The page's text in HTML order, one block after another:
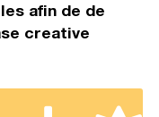
afin de de
creative